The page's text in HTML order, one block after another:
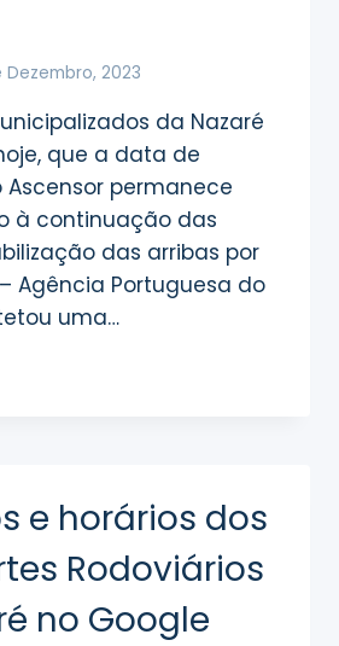
Dezembro, 2023
da Nazaré
que a data de
permanece
à continuação das
das arribas por
Agência Portuguesa do
uma…
e horários dos
Rodoviários
no Google